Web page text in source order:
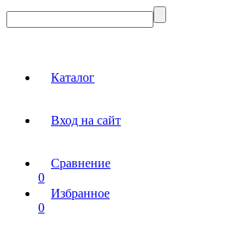
Каталог
Вход на сайт
Сравнение
0
Избранное
0